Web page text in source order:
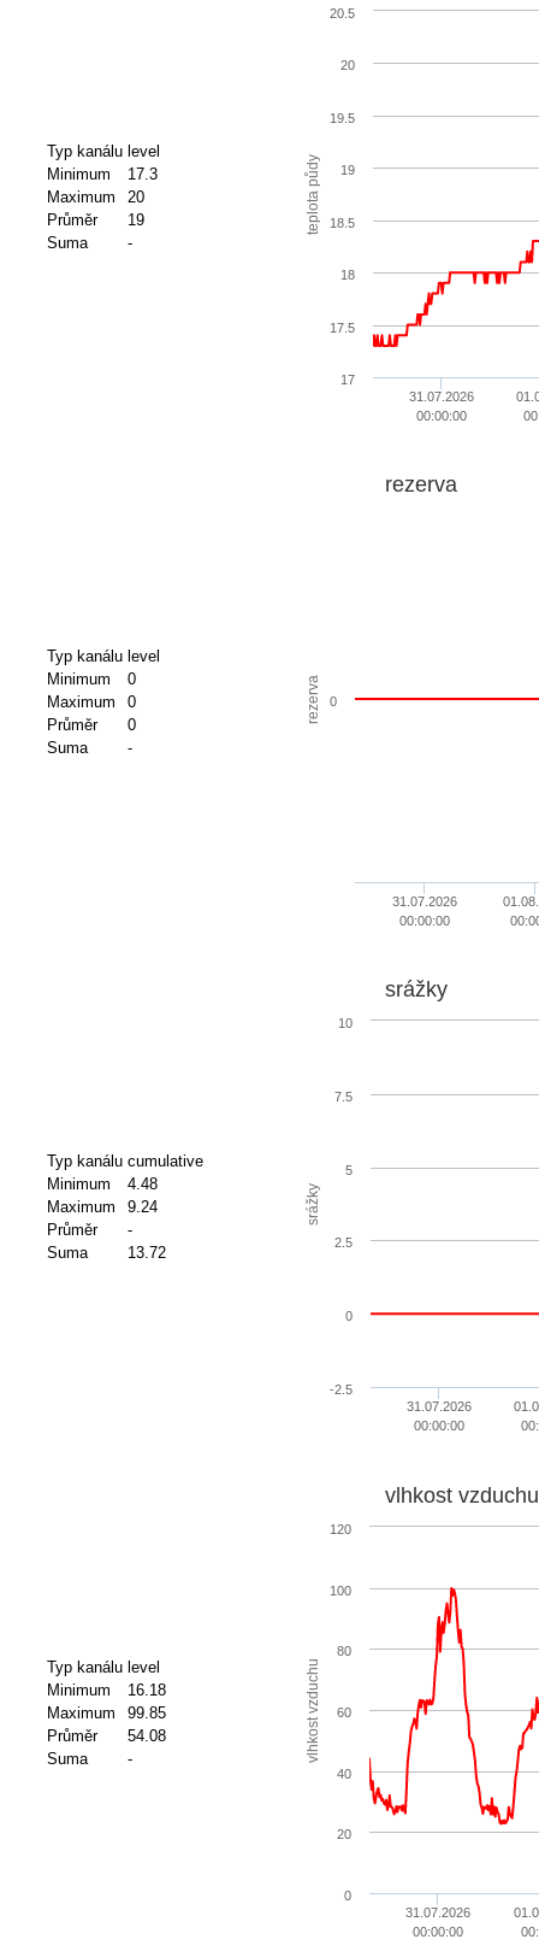
Typ kanálu level
Minimum
17.3
Maximum
20
Průměr
19
Suma
-
teplota půdy
31.07.2026
00:00:00
17
17.5
18
18.5
19
19.5
20
20.5
Typ kanálu level
Minimum
0
Maximum
0
Průměr
0
Suma
-
rezerva
rezerva
31.07.2026
00:00:00
0
Typ kanálu cumulative
Minimum
4.48
Maximum
9.24
Průměr
-
Suma
13.72
srážky
srážky
31.07.2026
00:00:00
0
10
-2.5
2.5
5
7.5
Typ kanálu level
Minimum
16.18
Maximum
99.85
Průměr
54.08
Suma
- vlhkost vzduchu
vlhkost vzduchu
31.07.2026
00:00:00
0
20
40
60
80
100
120